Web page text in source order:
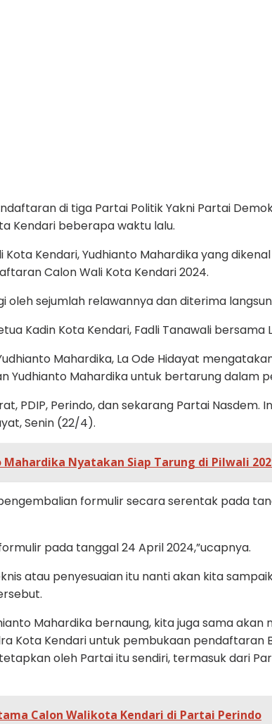
di tiga Partai Politik Yakni Partai
Kendari beberapa waktu lalu.
Kendari, Yudhianto Mahardika yang
Calon Wali Kota Kendari 2024.
oleh sejumlah relawannya dan diterima
Kadin Kota Kendari, Fadli Tanawali bersama
Mahardika, La Ode Hidayat
Yudhianto Mahardika untuk bertarung dalam
PDIP, Perindo, dan sekarang Partai Nasdem.
Senin (22/4).
Mahardika Nyatakan Siap Tarung di Pilwali
formulir secara serentak pada
pada tanggal 24 April 2024,”ucapnya.
atau penyesuaian itu nanti akan kita
Mahardika bernaung, kita juga sama
Kota Kendari untuk pembukaan pendaftaran
oleh Partai itu sendiri, termasuk dari
Calon Walikota Kendari di Partai Perindo